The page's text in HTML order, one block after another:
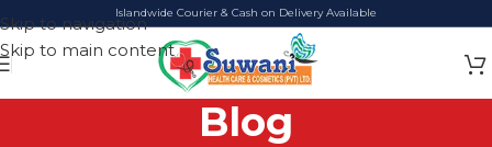
Skip to navigation
Skip to main content
Islandwide Courier & Cash on Delivery Available
Blog